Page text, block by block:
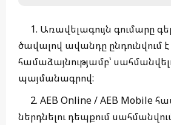
1. Առավելագույն գումարը
ծավալով ավանդը ընդունվում է
համաձայնությամբ՝
պայմանագրով:
2. AEB Online / AEB Mobile
ներդնելու դեպքում